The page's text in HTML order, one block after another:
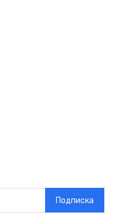
Подписка